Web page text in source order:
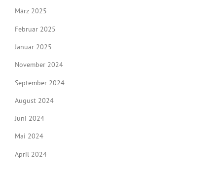
März 2025
Februar 2025
Januar 2025
November 2024
September 2024
August 2024
Juni 2024
Mai 2024
April 2024